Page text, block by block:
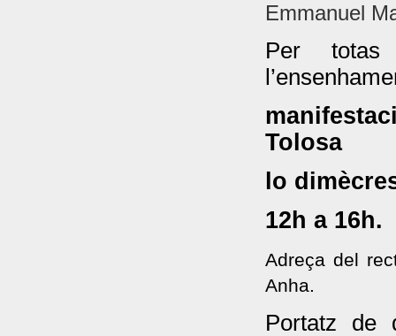
Emmanuel
Per totas
Tolosa
lo
12h a 16h.
Adreça del
Anha.
Portatz de